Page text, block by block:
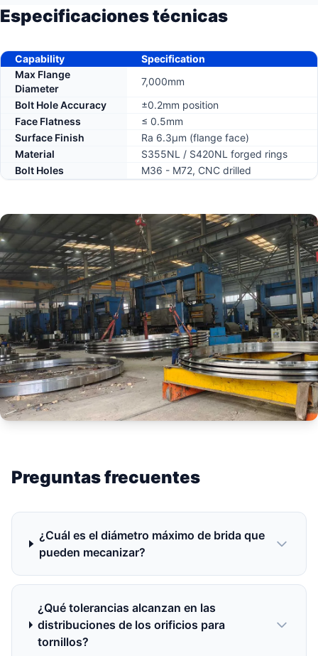
Especificaciones técnicas
Capability
Specification
Max Flange
Diameter
7,000mm
Bolt Hole Accuracy
±0.2mm position
Face Flatness
≤ 0.5mm
Surface Finish
Ra 6.3μm (flange face)
Material
S355NL / S420NL forged rings
Bolt Holes
M36 - M72, CNC drilled
Preguntas frecuentes
¿Cuál es el diámetro máximo de brida que
pueden mecanizar?
¿Qué tolerancias alcanzan en las
distribuciones de los orificios para
tornillos?